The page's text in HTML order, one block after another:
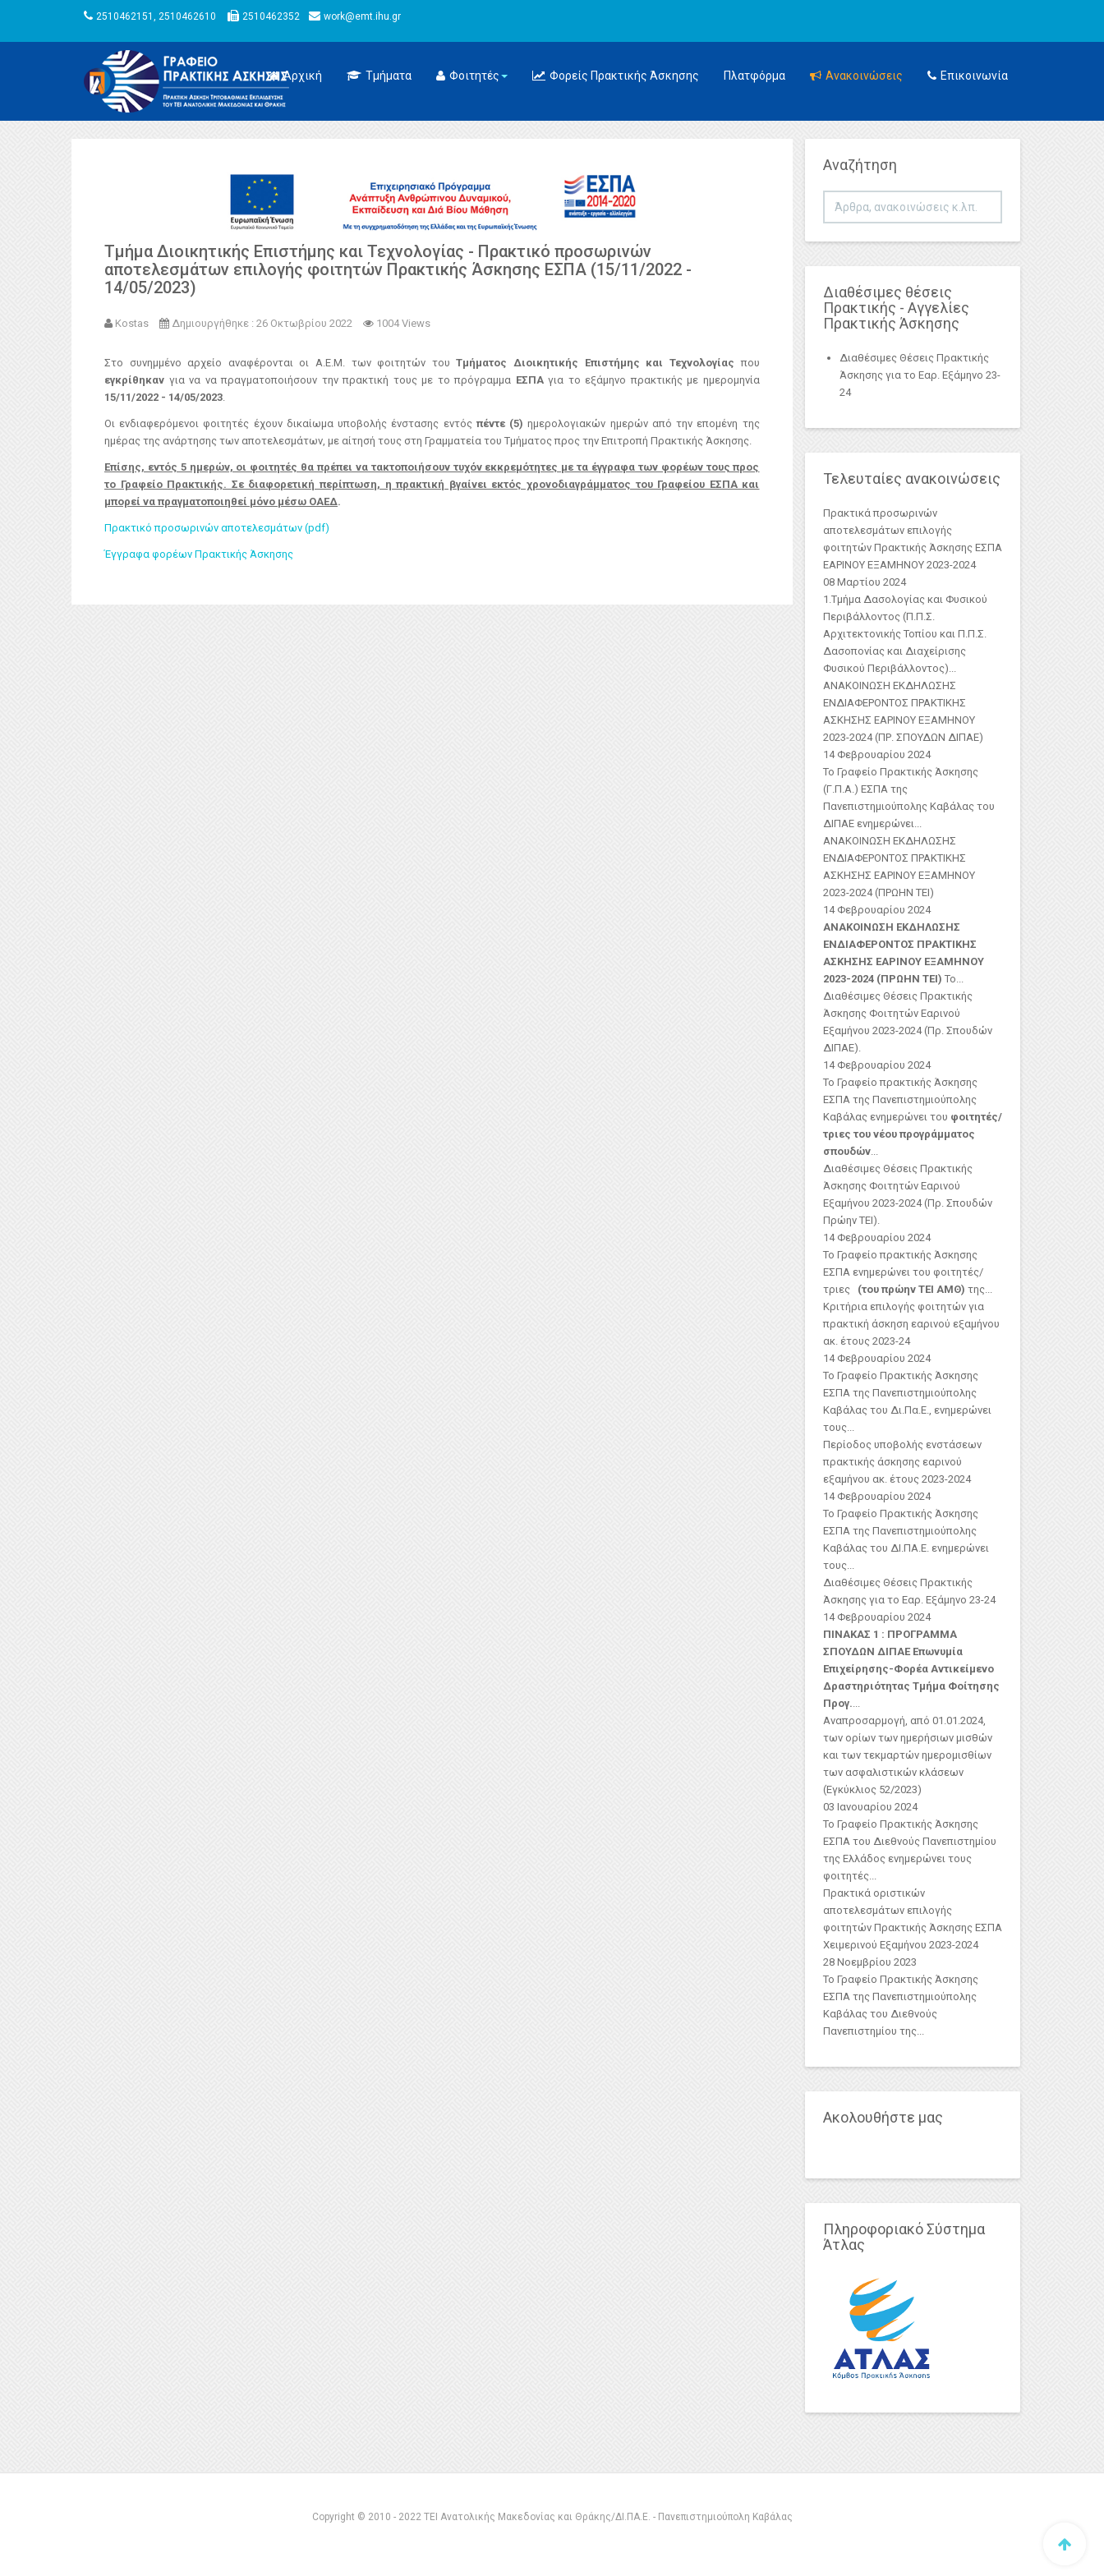
2510462151, 2510462610 2510462352 work@emt.ihu.gr
Αρχική Τμήματα Φοιτητές Φορείς Πρακτικής Άσκησης Πλατφόρμα Ανακοινώσεις Επικοινωνία
Τμήμα Διοικητικής Επιστήμης και Τεχνολογίας - Πρακτικό προσωρινών
αποτελεσμάτων επιλογής φοιτητών Πρακτικής Άσκησης ΕΣΠΑ (15/11/2022 -
14/05/2023)
Kostas Δημιουργήθηκε : 26 Οκτωβρίου 2022 1004 Views
Στο συνημμένο αρχείο αναφέρονται οι Α.Ε.Μ. των φοιτητών τουΤμήματος Διοικητικής Επιστήμης και Τεχνολογίας που
εγκρίθηκαν για να να πραγματοποιήσουν την πρακτική τους με το πρόγραμμα ΕΣΠΑγια το εξάμηνο πρακτικής με ημερομηνία
15/11/2022 - 14/05/2023.
Οι ενδιαφερόμενοι φοιτητές έχουν δικαίωμα υποβολής ένστασης εντός πέντε (5) ημερολογιακών ημερών από την επομένη της
ημέρας της ανάρτησης των αποτελεσμάτων, με αίτησή τους στη Γραμματεία του Τμήματος προς την Επιτροπή Πρακτικής Άσκησης.
Επίσης, εντός 5 ημερών, οι φοιτητές θα πρέπει να τακτοποιήσουν τυχόν εκκρεμότητες με τα έγγραφα των φορέων τους προς
το Γραφείο Πρακτικής. Σε διαφορετική περίπτωση, η πρακτική βγαίνει εκτός χρονοδιαγράμματος του Γραφείου ΕΣΠΑ και
μπορεί να πραγματοποιηθεί μόνο μέσω ΟΑΕΔ.
Πρακτικό προσωρινών αποτελεσμάτων (pdf)
Έγγραφα φορέων Πρακτικής Άσκησης
Αναζήτηση
Αναζήτηση...
Διαθέσιμες θέσεις
Πρακτικής - Αγγελίες
Πρακτικής Άσκησης
Διαθέσιμες Θέσεις Πρακτικής
Άσκησης για το Εαρ. Εξάμηνο 23-
24
Τελευταίες ανακοινώσεις
Πρακτικά προσωρινών
αποτελεσμάτων επιλογής
φοιτητών Πρακτικής Άσκησης ΕΣΠΑ
ΕΑΡΙΝΟΥ ΕΞΑΜΗΝΟΥ 2023-2024
08 Μαρτίου 2024
1.Τμήμα Δασολογίας και Φυσικού
Περιβάλλοντος (Π.Π.Σ.
Αρχιτεκτονικής Τοπίου και Π.Π.Σ.
Δασοπονίας και Διαχείρισης
Φυσικού Περιβάλλοντος)...
ΑΝΑΚΟΙΝΩΣΗ ΕΚΔΗΛΩΣΗΣ
ΕΝΔΙΑΦΕΡΟΝΤΟΣ ΠΡΑΚΤΙΚΗΣ
ΑΣKΗΣΗΣ ΕΑΡΙΝΟΥ ΕΞΑΜΗΝΟΥ
2023-2024 (ΠΡ. ΣΠΟΥΔΩΝ ΔΙΠΑΕ)
14 Φεβρουαρίου 2024
Το Γραφείο Πρακτικής Άσκησης
(Γ.Π.Α.) ΕΣΠΑ της
Πανεπιστημιούπολης Καβάλας του
ΔΙΠΑΕ ενημερώνει...
ΑΝΑΚΟΙΝΩΣΗ ΕΚΔΗΛΩΣΗΣ
ΕΝΔΙΑΦΕΡΟΝΤΟΣ ΠΡΑΚΤΙΚΗΣ
ΑΣΚΗΣΗΣ ΕΑΡΙΝΟΥ ΕΞΑΜΗΝΟΥ
2023-2024 (ΠΡΩΗΝ ΤΕΙ)
14 Φεβρουαρίου 2024
ΑΝΑΚΟΙΝΩΣΗ ΕΚΔΗΛΩΣΗΣ
ΕΝΔΙΑΦΕΡΟΝΤΟΣ ΠΡΑΚΤΙΚΗΣ
ΑΣΚΗΣΗΣ ΕΑΡΙΝΟΥ ΕΞΑΜΗΝΟΥ
2023-2024 (ΠΡΩΗΝ ΤΕΙ) Το...
Διαθέσιμες Θέσεις Πρακτικής
Άσκησης Φοιτητών Εαρινού
Εξαμήνου 2023-2024 (Πρ. Σπουδών
ΔΙΠΑΕ).
14 Φεβρουαρίου 2024
Το Γραφείο πρακτικής Άσκησης
ΕΣΠΑ της Πανεπιστημιούπολης
Καβάλας ενημερώνει του φοιτητές/
τριες του νέου προγράμματος
σπουδών...
Διαθέσιμες Θέσεις Πρακτικής
Άσκησης Φοιτητών Εαρινού
Εξαμήνου 2023-2024 (Πρ. Σπουδών
Πρώην ΤΕΙ).
14 Φεβρουαρίου 2024
Το Γραφείο πρακτικής Άσκησης
ΕΣΠΑ ενημερώνει του φοιτητές/
τριες (του πρώην ΤΕΙ ΑΜΘ) της...
Κριτήρια επιλογής φοιτητών για
πρακτική άσκηση εαρινού εξαμήνου
ακ. έτους 2023-24
14 Φεβρουαρίου 2024
Το Γραφείο Πρακτικής Άσκησης
ΕΣΠΑ της Πανεπιστημιούπολης
Καβάλας του Δι.Πα.Ε., ενημερώνει
τους...
Περίοδος υποβολής ενστάσεων
πρακτικής άσκησης εαρινού
εξαμήνου ακ. έτους 2023-2024
14 Φεβρουαρίου 2024
Το Γραφείο Πρακτικής Άσκησης
ΕΣΠΑ της Πανεπιστημιούπολης
Καβάλας του ΔΙ.ΠΑ.Ε. ενημερώνει
τους...
Διαθέσιμες Θέσεις Πρακτικής
Άσκησης για το Εαρ. Εξάμηνο 23-24
14 Φεβρουαρίου 2024
ΠΙΝΑΚΑΣ 1 : ΠΡΟΓΡΑΜΜΑ
ΣΠΟΥΔΩΝ ΔΙΠΑΕ Επωνυμία
Επιχείρησης-Φορέα Αντικείμενο
Δραστηριότητας Τμήμα Φοίτησης
Προγ....
Αναπροσαρμογή, από 01.01.2024,
των ορίων των ημερήσιων μισθών
και των τεκμαρτών ημερομισθίων
των ασφαλιστικών κλάσεων
(Εγκύκλιος 52/2023)
03 Ιανουαρίου 2024
Το Γραφείο Πρακτικής Άσκησης
ΕΣΠΑ του Διεθνούς Πανεπιστημίου
της Ελλάδος ενημερώνει τους
φοιτητές...
Πρακτικά οριστικών
αποτελεσμάτων επιλογής
φοιτητών Πρακτικής Άσκησης ΕΣΠΑ
Χειμερινού Εξαμήνου 2023-2024
28 Νοεμβρίου 2023
Το Γραφείο Πρακτικής Άσκησης
ΕΣΠΑ της Πανεπιστημιούπολης
Καβάλας του Διεθνούς
Πανεπιστημίου της...
Ακολουθήστε μας
Πληροφοριακό Σύστημα
Άτλας
Copyright © 2010 - 2022 ΤΕΙ Ανατολικής Μακεδονίας και Θράκης/ΔΙ.ΠΑ.Ε. - Πανεπιστημιούπολη Καβάλας